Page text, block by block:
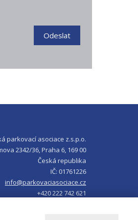
Odeslat
parkovací asociace z.s.p.o.
2342/36, Praha 6, 169 00
Česká republika
IČ: 01761226
info@parkovaciasociace.cz
+420 222 742 621